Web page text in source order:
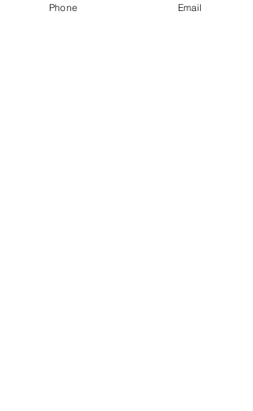
Assurances acceptées
Phone Email